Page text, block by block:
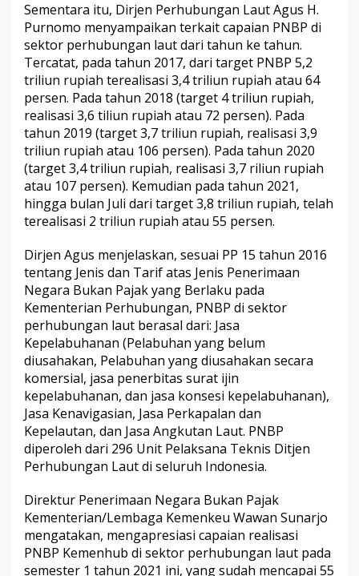
Sementara itu, Dirjen Perhubungan Laut Agus H.
Purnomo menyampaikan terkait capaian PNBP di
sektor perhubungan laut dari tahun ke tahun.
Tercatat, pada tahun 2017, dari target PNBP 5,2
triliun rupiah terealisasi 3,4 triliun rupiah atau 64
persen. Pada tahun 2018 (target 4 triliun rupiah,
realisasi 3,6 tiliun rupiah atau 72 persen). Pada
tahun 2019 (target 3,7 triliun rupiah, realisasi 3,9
triliun rupiah atau 106 persen). Pada tahun 2020
(target 3,4 triliun rupiah, realisasi 3,7 riliun rupiah
atau 107 persen). Kemudian pada tahun 2021,
hingga bulan Juli dari target 3,8 triliun rupiah, telah
terealisasi 2 triliun rupiah atau 55 persen.
Dirjen Agus menjelaskan, sesuai PP 15 tahun 2016
tentang Jenis dan Tarif atas Jenis Penerimaan
Negara Bukan Pajak yang Berlaku pada
Kementerian Perhubungan, PNBP di sektor
perhubungan laut berasal dari: Jasa
Kepelabuhanan (Pelabuhan yang belum
diusahakan, Pelabuhan yang diusahakan secara
komersial, jasa penerbitas surat ijin
kepelabuhanan, dan jasa konsesi kepelabuhanan),
Jasa Kenavigasian, Jasa Perkapalan dan
Kepelautan, dan Jasa Angkutan Laut. PNBP
diperoleh dari 296 Unit Pelaksana Teknis Ditjen
Perhubungan Laut di seluruh Indonesia.
Direktur Penerimaan Negara Bukan Pajak
Kementerian/Lembaga Kemenkeu Wawan Sunarjo
mengatakan, mengapresiasi capaian realisasi
PNBP Kemenhub di sektor perhubungan laut pada
semester 1 tahun 2021 ini, yang sudah mencapai 55